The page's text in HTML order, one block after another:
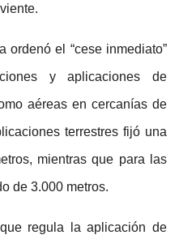
ordenó el “cese inmediato”
y aplicaciones de
aéreas en cercanías de
terrestres fijó una
mientras que para las
de 3.000 metros.
regula la aplicación de